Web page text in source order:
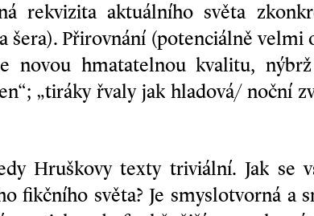
rekvizita aktuálního světa
šera). Přirovnání (potenciálně velmi
novou hmatatelnou kvalitu,
„tiráky řvaly jak hladová/ noční
Hruškovy texty triviální. Jak se
fikčního světa? Je smyslotvorná a